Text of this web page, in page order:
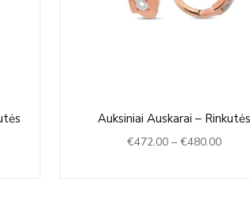
Auksiniai Auskarai – Rinkutės
€472.00 – €480.00
range: